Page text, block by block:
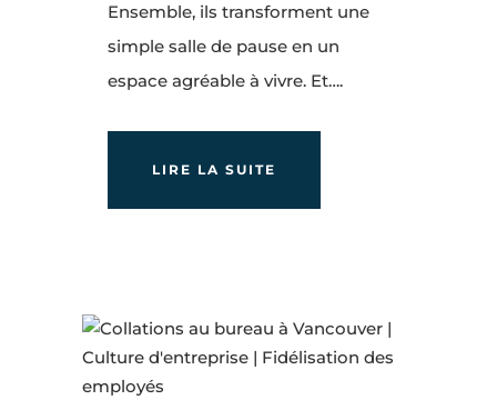
Ensemble, ils transforment une
simple salle de pause en un
espace agréable à vivre. Et….
LIRE LA SUITE